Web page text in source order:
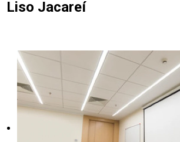
Liso Jacareí